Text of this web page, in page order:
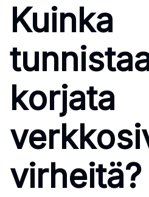
Kuinka
korjata
virheitä?